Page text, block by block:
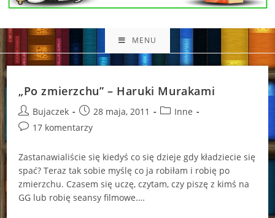
MENU
„Po zmierzchu” – Haruki Murakami
Post
author:
Bujaczek
Post
published:
28 maja, 2011
PostInne
Post17 komentarzy
Zastanawialiście się kiedyś co się dzieje gdy kładziecie się
spać? Teraz tak sobie myślę co ja robiłam i robię po
zmierzchu. Czasem się uczę, czytam, czy piszę z kimś na
GG lub robię seansy filmowe.…